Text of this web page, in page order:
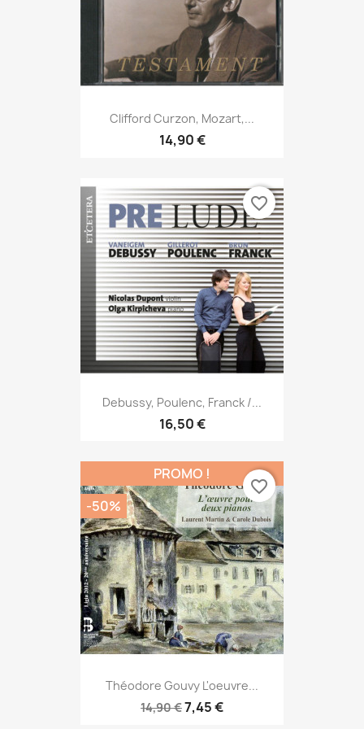
Clifford Curzon, Mozart,...
14,90 €
Debussy, Poulenc, Franck /...
16,50 €
favorite_border
Théodore Gouvy L'oeuvre...
14,90 €7,45 €
PROMO !
-50%
favorite_border